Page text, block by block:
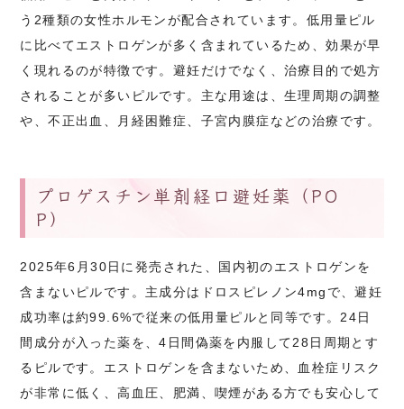
う2種類の女性ホルモンが配合されています。低用量ピル
に比べてエストロゲンが多く含まれているため、効果が早
く現れるのが特徴です。避妊だけでなく、治療目的で処方
されることが多いピルです。主な用途は、生理周期の調整
や、不正出血、月経困難症、子宮内膜症などの治療です。
プロゲスチン単剤経口避妊薬（PO
P）
2025年6月30日に発売された、国内初のエストロゲンを
含まないピルです。主成分はドロスピレノン4mgで、避妊
成功率は約99.6%で従来の低用量ピルと同等です。24日
間成分が入った薬を、4日間偽薬を内服して28日周期とす
るピルです。エストロゲンを含まないため、血栓症リスク
が非常に低く、高血圧、肥満、喫煙がある方でも安心して